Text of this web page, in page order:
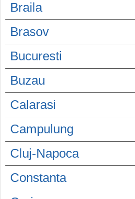
Braila
Brasov
Bucuresti
Buzau
Calarasi
Campulung
Cluj-Napoca
Constanta